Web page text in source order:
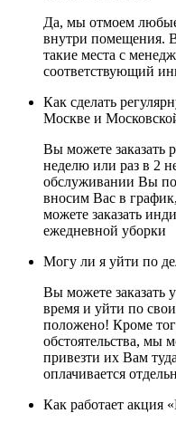
Да, мы отмоем
внутри помещения.
такие места с
соответствующий
Как сделать
Москве и
Вы можете заказать
неделю или раз в 2
обслуживании Вы
вносим Вас в
можете заказать
ежедневной уборки
Могу ли я уйти по
Вы можете заказать
время и уйти по
положено! Кроме
обстоятельства, мы
привезти их Вам
оплачивается
Как работает акция